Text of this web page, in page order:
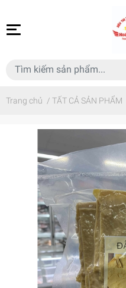
Trang chủ / TẤT CẢ SẢN PHẨM